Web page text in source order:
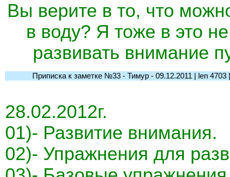
Вы верите в то, что
в воду? Я тоже в это
развивать внимание
Приписка к заметке №33 - Тимур - 09.12.2011 | len 4703
28.02.2012г.
01)- Развитие внимания.
02)- Упражнения для